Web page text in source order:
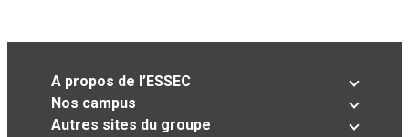
A propos de l’ESSEC
Nos campus
Autres sites du groupe